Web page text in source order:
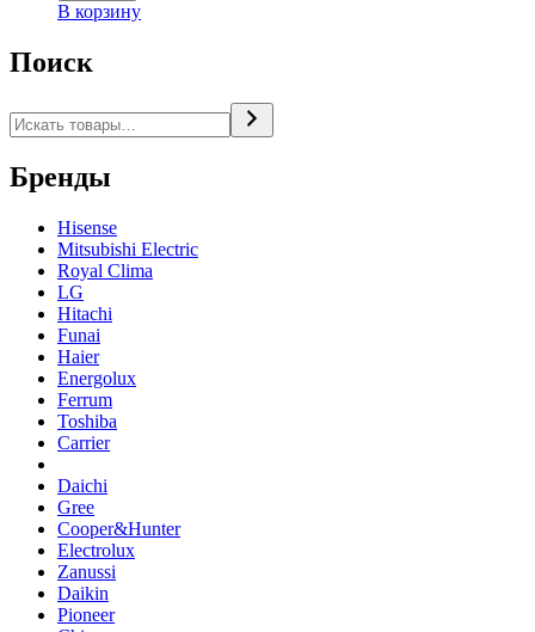
В корзину
Поиск
Поиск
Бренды
Hisense
Mitsubishi Electric
Royal Clima
LG
Hitachi
Funai
Haier
Energolux
Ferrum
Toshiba
Carrier
Daichi
Gree
Cooper&Hunter
Electrolux
Zanussi
Daikin
Pioneer